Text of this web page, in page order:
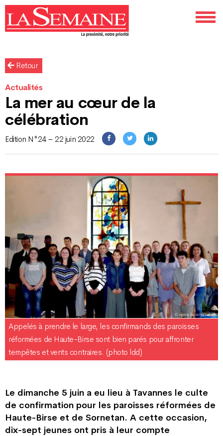
Retour
Actualités
La mer au cœur de la
célébration
Edition N°24 – 22 juin 2022
Appelés à prendre le large, les confirmands des paroisses
réformées de Haute-Birse sont bien parés pour affronter
tempêtes et vents contraires. (photo ldd)
Le dimanche 5 juin a eu lieu à Tavannes le culte
de confirmation pour les paroisses réformées de
Haute-Birse et de Sornetan. A cette occasion,
dix-sept jeunes ont pris à leur compte